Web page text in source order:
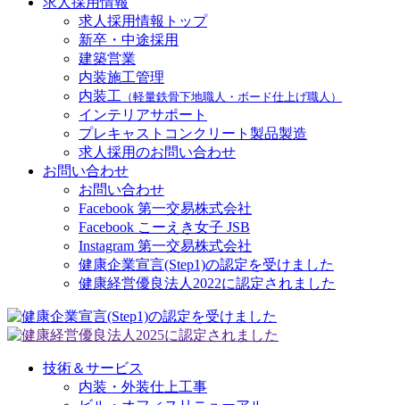
求人採用情報トップ
新卒・中途採用
建築営業
内装施工管理
内装工 （軽量鉄骨下地職人・ボード仕上げ職人）
インテリアサポート
プレキャストコンクリート製品製造
求人採用のお問い合わせ
お問い合わせ
お問い合わせ
Facebook 第一交易株式会社
Facebook こーえき女子 JSB
Instagram 第一交易株式会社
健康企業宣言(Step1)の認定を受けました
健康経営優良法人2022に認定されました
技術＆サービス
内装・外装仕上工事